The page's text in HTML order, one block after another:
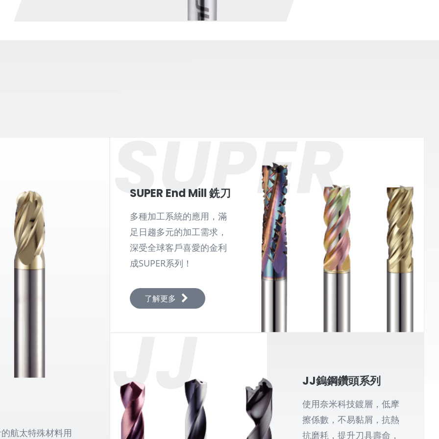
航太特殊材料用
SUPER
SUPER End Mill 銑刀
多種加工系統的應用，滿
足日趨多元的加工需求，
深受全球客戶喜愛的金利
成SUPER系列！
了解更多
JJ JJ鎢鋼鑽頭系列
使用奈米科技鍍層，低摩
擦係數，不易黏屑，抗熱
抗磨耗，提升刀具壽命，